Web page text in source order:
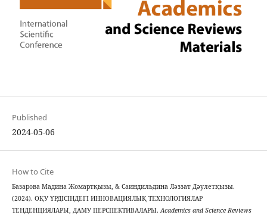
Published
2024-05-06
How to Cite
Базарова Мадина Жомартқызы, & Саиндильдина Ләззат Дәулетқызы.
(2024). ОҚУ ҮРДІСІНДЕГІ ИННОВАЦИЯЛЫҚ ТЕХНОЛОГИЯЛАР
ТЕНДЕНЦИЯЛАРЫ, ДАМУ ПЕРСПЕКТИВАЛАРЫ. Academics and Science Reviews